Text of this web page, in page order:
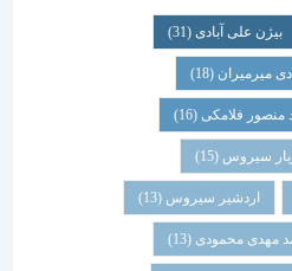
آبادی(31)
(18)
(16)
(15)
سیروس(13)
(13)